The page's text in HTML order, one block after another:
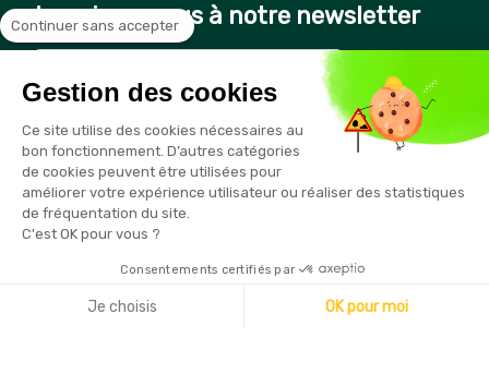
Inscrivez-vous à notre newsletter
Vous pouvez vous désinscrire à tout moment en cliquant sur le
lien présent dans nos emails
Copyright © 2026 - Sécurama
Continuer sans accepter
Gestion des cookies
Ce site utilise des cookies nécessaires au
bon fonctionnement. D’autres catégories
de cookies peuvent être utilisées pour
améliorer votre expérience utilisateur ou réaliser des statistiques
de fréquentation du site.
C'est OK pour vous ?
Consentements certifiés par
Je choisis OK pour moi